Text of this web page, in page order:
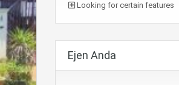
Looking for certain features
Ejen Anda